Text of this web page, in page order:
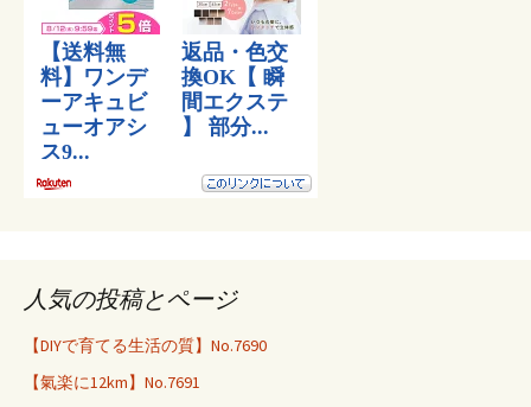
人気の投稿とページ
【DIYで育てる生活の質】No.7690
【氣楽に12km】No.7691